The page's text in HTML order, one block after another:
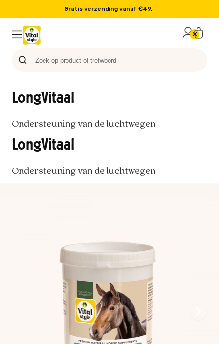
Gratis verzending vanaf €49,-
Probeer nu
LongVitaal
Ondersteuning van de luchtwegen
LongVitaal
Ondersteuning van de luchtwegen